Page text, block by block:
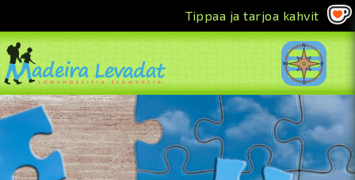
Tippaa ja tarjoa kahvit
<<